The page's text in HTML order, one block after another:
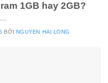
1GB hay 2GB?
BỞI NGUYEN HAI LONG